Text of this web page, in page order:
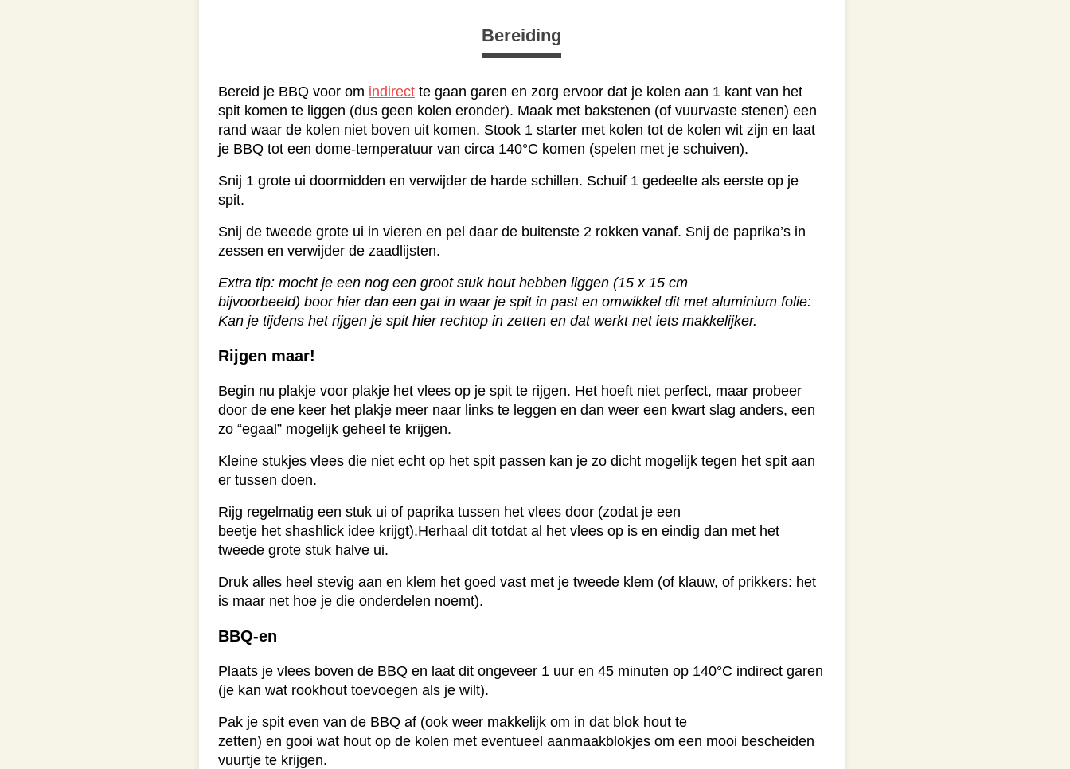
Bereiding
Bereid je BBQ voor om indirect te gaan garen en zorg ervoor dat je kolen aan 1 kant van het
spit komen te liggen (dus geen kolen eronder). Maak met bakstenen (of vuurvaste stenen) een
rand waar de kolen niet boven uit komen. Stook 1 starter met kolen tot de kolen wit zijn en laat
je BBQ tot een dome-temperatuur van circa 140°C komen (spelen met je schuiven).
Snij 1 grote ui doormidden en verwijder de harde schillen. Schuif 1 gedeelte als eerste op je
spit.
Snij de tweede grote ui in vieren en pel daar de buitenste 2 rokken vanaf. Snij de paprika’s in
zessen en verwijder de zaadlijsten.
Extra tip: mocht je een nog een groot stuk hout hebben liggen (15 x 15 cm
bijvoorbeeld) boor hier dan een gat in waar je spit in past en omwikkel dit met aluminium folie:
Kan je tijdens het rijgen je spit hier rechtop in zetten en dat werkt net iets makkelijker.
Rijgen maar!
Begin nu plakje voor plakje het vlees op je spit te rijgen. Het hoeft niet perfect, maar probeer
door de ene keer het plakje meer naar links te leggen en dan weer een kwart slag anders, een
zo “egaal” mogelijk geheel te krijgen.
Kleine stukjes vlees die niet echt op het spit passen kan je zo dicht mogelijk tegen het spit aan
er tussen doen.
Rijg regelmatig een stuk ui of paprika tussen het vlees door (zodat je een
beetje het shashlick idee krijgt).Herhaal dit totdat al het vlees op is en eindig dan met het
tweede grote stuk halve ui.
Druk alles heel stevig aan en klem het goed vast met je tweede klem (of klauw, of prikkers: het
is maar net hoe je die onderdelen noemt).
BBQ-en
Plaats je vlees boven de BBQ en laat dit ongeveer 1 uur en 45 minuten op 140°C indirect garen
(je kan wat rookhout toevoegen als je wilt).
Pak je spit even van de BBQ af (ook weer makkelijk om in dat blok hout te
zetten) en gooi wat hout op de kolen met eventueel aanmaakblokjes om een mooi bescheiden
vuurtje te krijgen.